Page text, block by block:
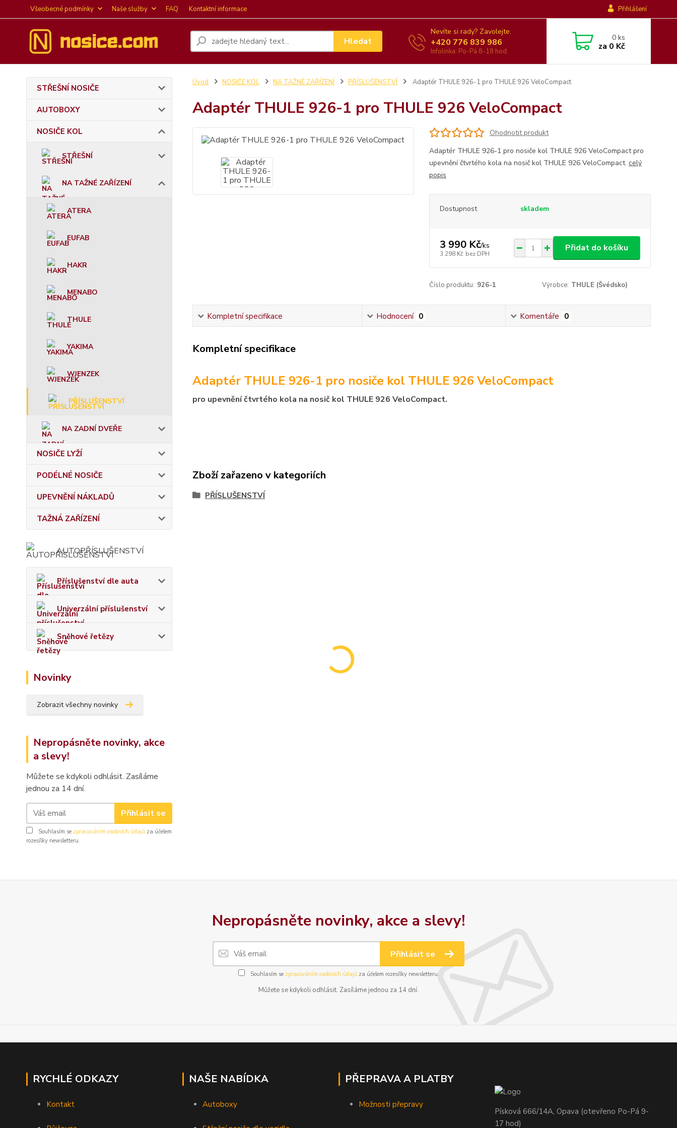
Všeobecné podmínky Naše služby FAQ Kontaktní informace Přihlášení
Hledat
Nevíte si rady? Zavolejte.
+420 776 839 986
Infolinka: Po-Pá 8-18 hod.
0ks
za 0 Kč
STŘEŠNÍ NOSIČE
AUTOBOXY
NOSIČE KOL
STŘEŠNÍ
NA TAŽNÉ ZAŘÍZENÍ
ATERA
EUFAB
HAKR
MENABO
THULE
YAKIMA
WJENZEK
PŘÍSLUŠENSTVÍ
NA ZADNÍ DVEŘE
NOSIČE LYŽÍ
PODÉLNÉ NOSIČE
UPEVNĚNÍ NÁKLADŮ
TAŽNÁ ZAŘÍZENÍ
AUTOPŘÍSLUŠENSTVÍ
Příslušenství dle auta
Univerzální příslušenství
Sněhové řetězy
Novinky
Zobrazit všechny novinky
Nepropásněte novinky, akce
a slevy!
Můžete se kdykoli odhlásit. Zasíláme
jednou za 14 dní.
Přihlásit se
Souhlasím se zpracováním osobních údajů za účelem
rozesílky newsletteru.
Úvod NOSIČE KOL NA TAŽNÉ ZAŘÍZENÍ PŘÍSLUŠENSTVÍ Adaptér THULE 926-1 pro THULE 926 VeloCompact
Adaptér THULE 926-1 pro THULE 926 VeloCompact
Ohodnotit produkt
Adaptér THULE 926-1 pro nosiče kol THULE 926 VeloCompact pro
upevnění čtvrtého kola na nosič kol THULE 926 VeloCompact. celý
popis
Dostupnost skladem
3 990 Kč/ks
3 298 Kč bez DPH
Přidat do košíku
Číslo produktu: 926-1 Výrobce: THULE (Švédsko)
Kompletní specifikace Hodnocení 0 Komentáře 0
Kompletní specifikace
Adaptér THULE 926-1 pro nosiče kol THULE 926 VeloCompact
pro upevněníčtvrtého kola na nosič kol THULE 926 VeloCompact.
Zboží zařazeno v kategoriích
PŘÍSLUŠENSTVÍ
Nepropásněte novinky, akce a slevy!
Přihlásit se
Souhlasím se zpracováním osobních údajůza účelem rozesílky newsletteru.
Můžete se kdykoli odhlásit. Zasíláme jednou za 14 dní.
RYCHLÉ ODKAZY
Kontakt
NAŠE NABÍDKA
Autoboxy
PŘEPRAVA A PLATBY
Možnosti přepravy
Písková 666/14A, Opava (otevřeno Po-Pá 9-
17 hod)